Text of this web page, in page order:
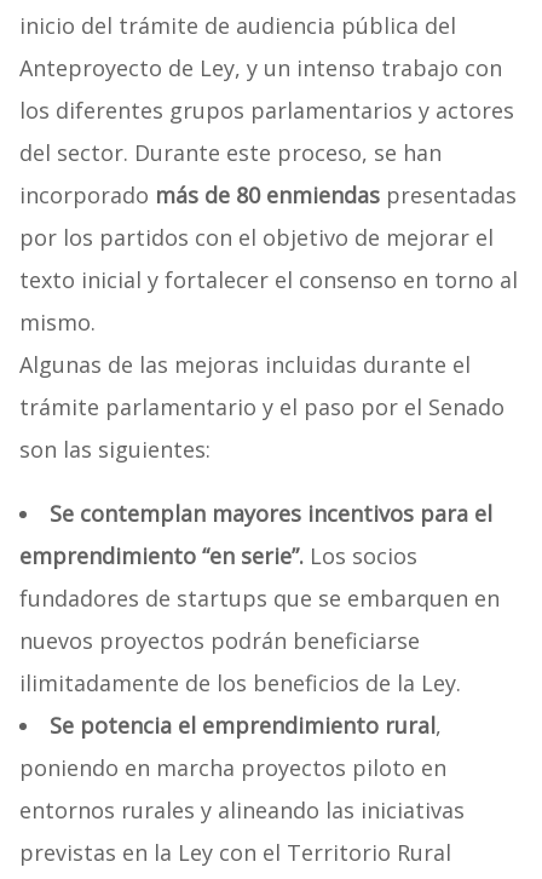
inicio del trámite de audiencia pública del
Anteproyecto de Ley, y un intenso trabajo con
los diferentes grupos parlamentarios y actores
del sector. Durante este proceso, se han
incorporado más de 80 enmiendas presentadas
por los partidos con el objetivo de mejorar el
texto inicial y fortalecer el consenso en torno al
mismo.
Algunas de las mejoras incluidas durante el
trámite parlamentario y el paso por el Senado
son las siguientes:
Se contemplan mayores incentivos para el
emprendimiento “en serie”. Los socios
fundadores de startups que se embarquen en
nuevos proyectos podrán beneficiarse
ilimitadamente de los beneficios de la Ley.
Se potencia el emprendimiento rural,
poniendo en marcha proyectos piloto en
entornos rurales y alineando las iniciativas
previstas en la Ley con el Territorio Rural